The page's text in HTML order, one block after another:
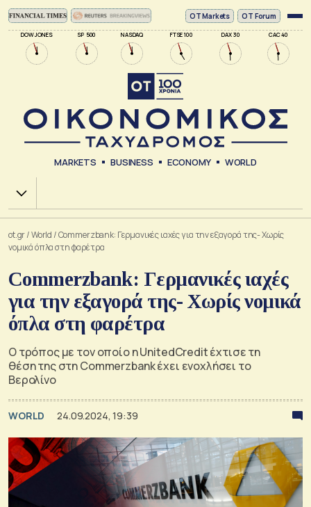
DOW JONES SP 500 NASDAQ FTSE 100 DAX 30 CAC 40
ΟΤ Markets OT Forum
MARKETS BUSINESS ECONOMY WORLD
Χ.Α.
ot.gr/World /Commerzbank: Γερμανικές ιαχές για την εξαγορά της- Χωρίς
νομικά όπλα στη φαρέτρα
Commerzbank: Γερμανικές ιαχές
για την εξαγορά της- Χωρίς νομικά
όπλα στη φαρέτρα
Ο τρόπος με τον οποίο η UnitedCredit έχτισε τη
θέση της στη Commerzbank έχει ενοχλήσει το
Βερολίνο
WORLD 24.09.2024, 19:39